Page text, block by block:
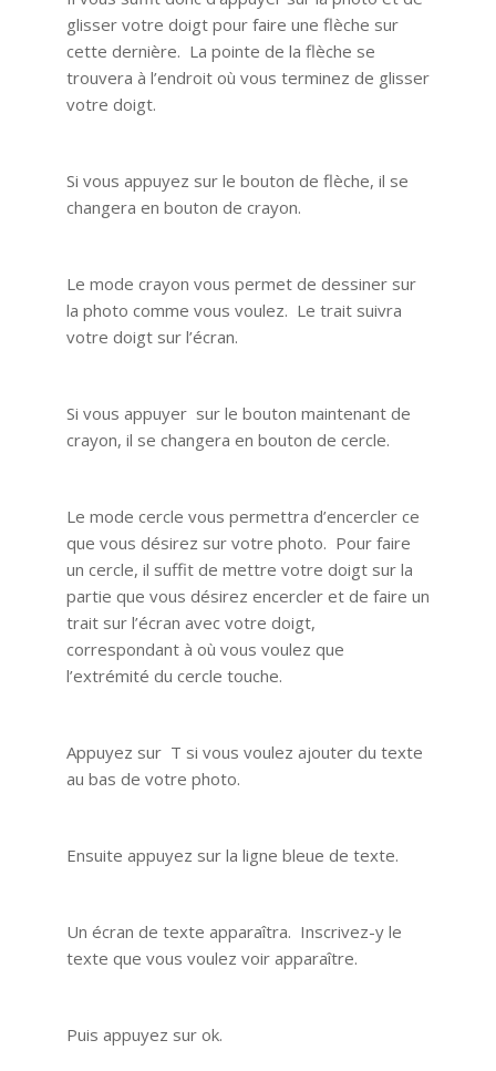
glisser votre doigt pour faire une flèche sur
cette dernière. La pointe de la flèche se
trouvera à l’endroit où vous terminez de glisser
votre doigt.
Si vous appuyez sur le bouton de flèche, il se
changera en bouton de crayon.
Le mode crayon vous permet de dessiner sur
la photo comme vous voulez. Le trait suivra
votre doigt sur l’écran.
Si vous appuyer sur le bouton maintenant de
crayon, il se changera en bouton de cercle.
Le mode cercle vous permettra d’encercler ce
que vous désirez sur votre photo. Pour faire
un cercle, il suffit de mettre votre doigt sur la
partie que vous désirez encercler et de faire un
trait sur l’écran avec votre doigt,
correspondant à où vous voulez que
l’extrémité du cercle touche.
Appuyez sur T si vous voulez ajouter du texte
au bas de votre photo.
Ensuite appuyez sur la ligne bleue de texte.
Un écran de texte apparaîtra. Inscrivez-y le
texte que vous voulez voir apparaître.
Puis appuyez sur ok.